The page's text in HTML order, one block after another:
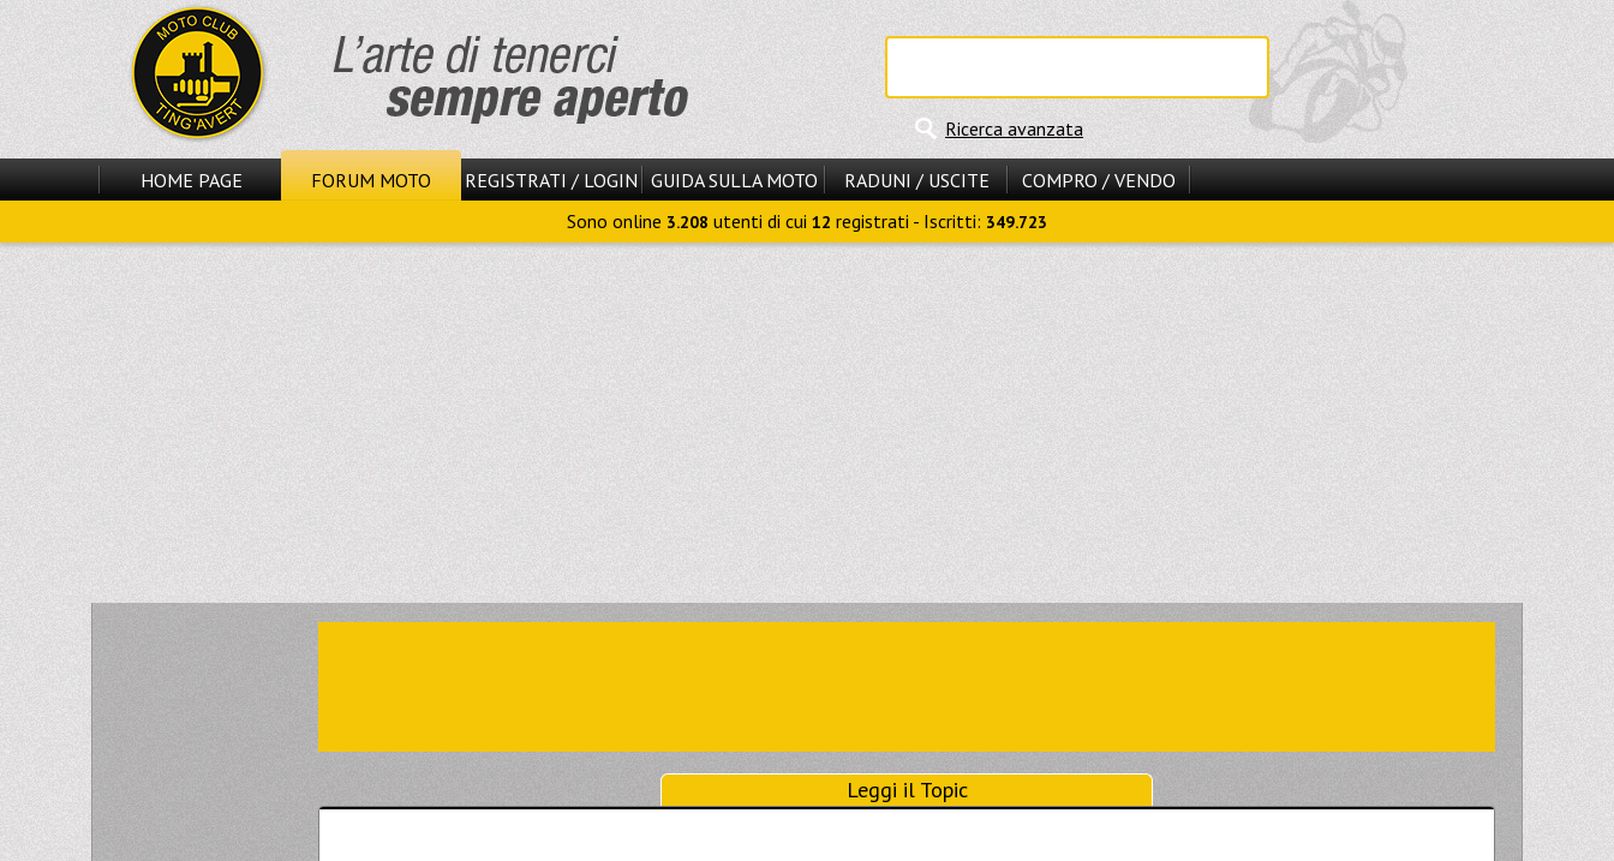
Ricerca avanzata
HOME PAGE FORUM MOTO REGISTRATI / LOGIN GUIDA SULLA MOTO RADUNI / USCITE
COMPRO / VENDO
Sono online 3.208 utenti di cui 12 registrati - Iscritti: 349.723
Leggi il Topic